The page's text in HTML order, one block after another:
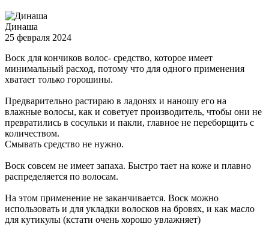
Динаша
25 февраля 2024
Воск для кончиков волос- средство, которое имеет
минимальный расход, потому что для одного применения
хватает только горошины.
Предварительно растираю в ладонях и наношу его на
влажные волосы, как и советует производитель, чтобы они не
превратились в сосульки и пакли, главное не переборщить с
количеством.
Смывать средство не нужно.
Воск совсем не имеет запаха. Быстро тает на коже и плавно
распределяется по волосам.
На этом применение не заканчивается. Воск можно
использовать и для укладки волосков на бровях, и как масло
для кутикулы (кстати очень хорошо увлажняет)